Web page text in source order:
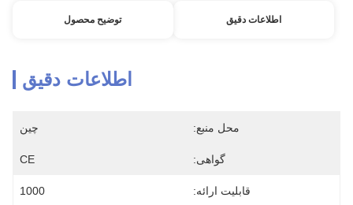
اطلاعات دقیق توضیح محصول
اطلاعات دقیق
محل منبع: چین
گواهی: CE
قابلیت ارائه: 1000